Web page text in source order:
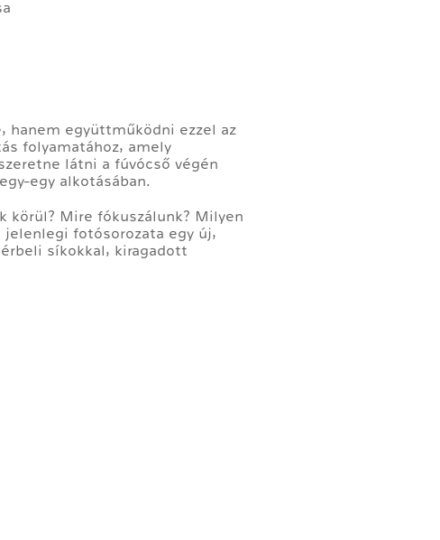
hanem együttműködni ezzel az
folyamatához, amely
látni a fúvócső végén
egy alkotásában.
körül? Mire fókuszálunk? Milyen
jelenlegi fotósorozata egy új,
síkokkal, kiragadott